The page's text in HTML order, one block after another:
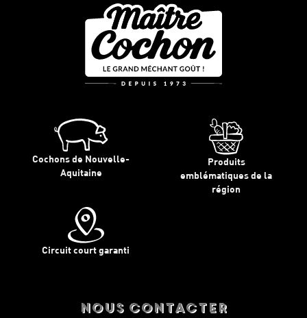
Cochons de Nouvelle-
Aquitaine
Produits
emblématiques de la
région
Circuit court garanti
nous contacter